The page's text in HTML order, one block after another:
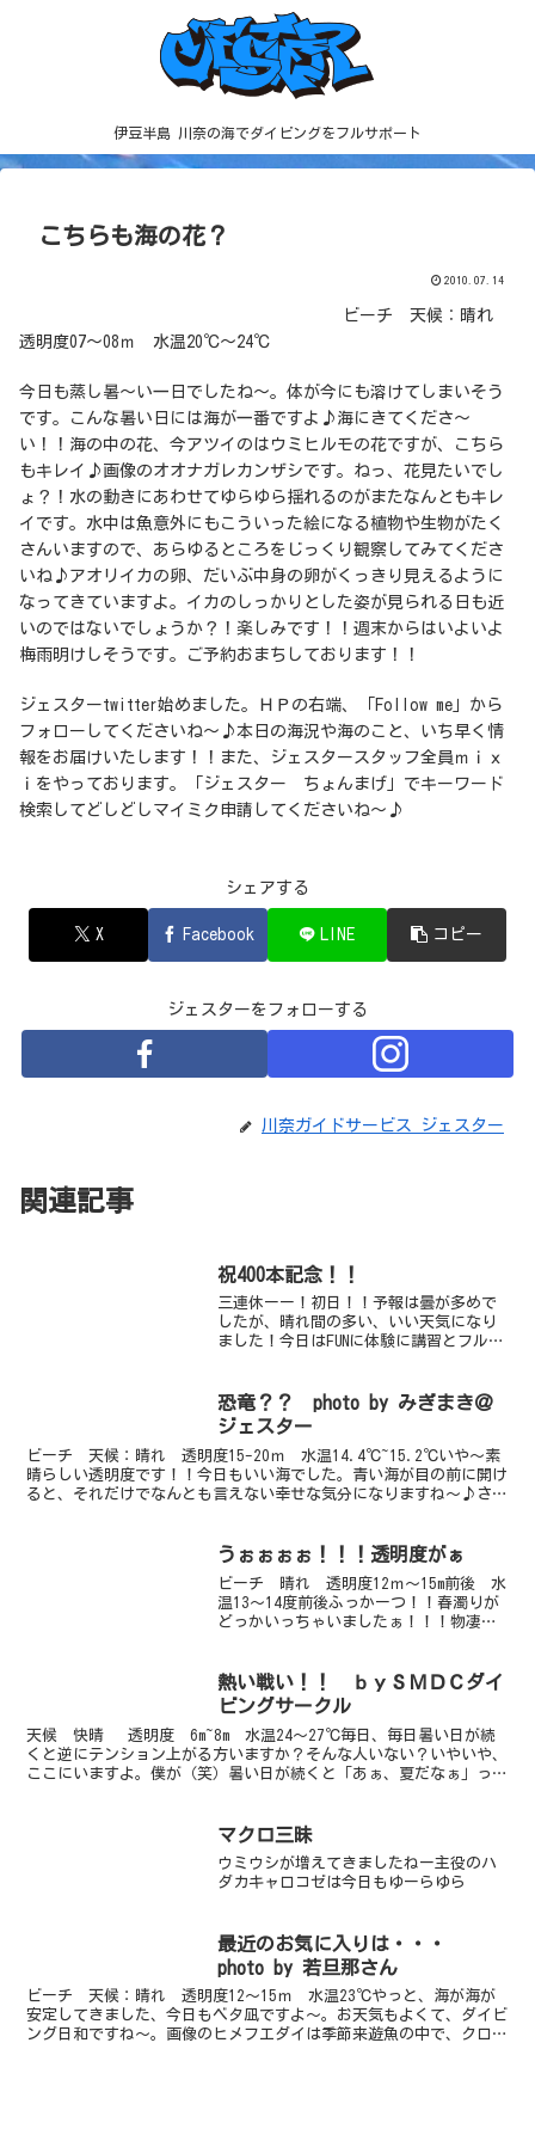
伊豆半島 川奈の海でダイビングをフルサポート
こちらも海の花？
2010.07.14
ビーチ 天候：晴れ
透明度07～08ｍ 水温20℃～24℃
今日も蒸し暑～い一日でしたね～。体が今にも溶けてしまいそう
です。こんな暑い日には海が一番ですよ♪海にきてくださ～
い！！海の中の花、今アツイのはウミヒルモの花ですが、こちら
もキレイ♪画像のオオナガレカンザシです。ねっ、花見たいでし
ょ？！水の動きにあわせてゆらゆら揺れるのがまたなんともキレ
イです。水中は魚意外にもこういった絵になる植物や生物がたく
さんいますので、あらゆるところをじっくり観察してみてくださ
いね♪アオリイカの卵、だいぶ中身の卵がくっきり見えるように
なってきていますよ。イカのしっかりとした姿が見られる日も近
いのではないでしょうか？！楽しみです！！週末からはいよいよ
梅雨明けしそうです。ご予約おまちしております！！
ジェスターtwitter始めました。ＨＰの右端、「Follow me」から
フォローしてくださいね～♪本日の海況や海のこと、いち早く情
報をお届けいたします！！また、ジェスタースタッフ全員ｍｉｘ
ｉをやっております。「ジェスター ちょんまげ」でキーワード
検索してどしどしマイミク申請してくださいね～♪
シェアする
X Facebook LINE コピー
ジェスターをフォローする
川奈ガイドサービス ジェスター
関連記事
祝400本記念！！
三連休ーー！初日！！予報は曇が多めで
したが、晴れ間の多い、いい天気になり
ました！今日はFUNに体験に講習とフルコ
中、祝400本を迎えたダイバーさんも遊び
に来てくれましたー...
恐竜？？ photo by みぎまき＠
ジェスター
ビーチ 天候：晴れ 透明度15-20ｍ 水温14.4℃~15.2℃いや～素
晴らしい透明度です！！今日もいい海でした。青い海が目の前に開け
ると、それだけでなんとも言えない幸せな気分になりますね～♪さ
うぉぉぉぉ！！！透明度がぁ
ビーチ 晴れ 透明度12ｍ～15m前後 水
温13～14度前後ふっかーつ！！春濁りが
どっかいっちゃいましたぁ！！！物凄い
も青くて気持ちが良いです。今日は講習
だったので細か...
熱い戦い！！ ｂｙＳＭＤＣダイ
ビングサークル
天候 快晴 透明度 6m~8m 水温24～27℃毎日、毎日暑い日が続
くと逆にテンション上がる方いますか？そんな人いない？いやいや、
ここにいますよ。僕が（笑）暑い日が続くと「あぁ、夏だなぁ」って
マクロ三昧
ウミウシが増えてきましたねー主役のハ
ダカキャロコゼは今日もゆーらゆら
最近のお気に入りは・・・
photo by 若旦那さん
ビーチ 天候：晴れ 透明度12～15ｍ 水温23℃やっと、海が海が
安定してきました、今日もベタ凪ですよ～。お天気もよくて、ダイビ
ング日和ですね～。画像のヒメフエダイは季節来遊魚の中で、クロス